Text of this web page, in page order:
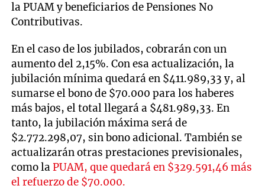
la PUAM y beneficiarios de Pensiones No
Contributivas.
En el caso de los jubilados, cobrarán con un
aumento del 2,15%. Con esa actualización, la
jubilación mínima quedará en $411.989,33 y, al
sumarse el bono de $70.000 para los haberes
más bajos, el total llegará a $481.989,33. En
tanto, la jubilación máxima será de
$2.772.298,07, sin bono adicional. También se
actualizarán otras prestaciones previsionales,
como laPUAM, que quedará en $329.591,46 más
el refuerzo de $70.000.